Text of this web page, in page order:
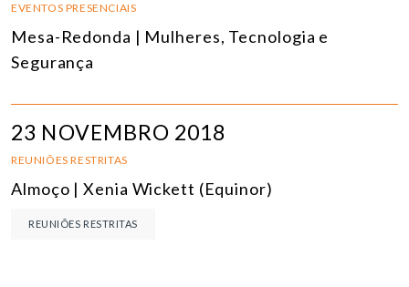
EVENTOS PRESENCIAIS
Mesa-Redonda | Mulheres, Tecnologia e
Segurança
23 NOVEMBRO 2018
REUNIÕES RESTRITAS
Almoço | Xenia Wickett (Equinor)
REUNIÕES RESTRITAS